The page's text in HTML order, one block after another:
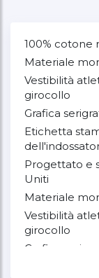
100% cotone
Materiale
Vestibilità
girocollo
Grafica
Etichetta
Progettato e
Uniti
Materiale
Vestibilità
girocollo
Grafica